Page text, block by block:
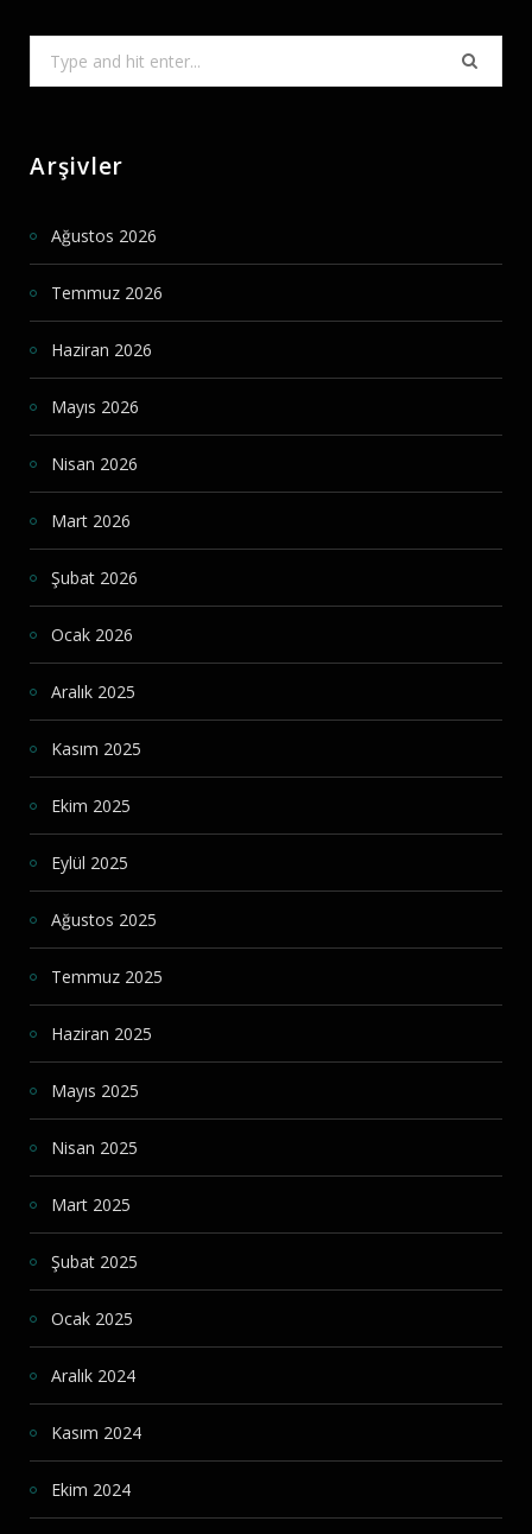
Arşivler
Ağustos 2026
Temmuz 2026
Haziran 2026
Mayıs 2026
Nisan 2026
Mart 2026
Şubat 2026
Ocak 2026
Aralık 2025
Kasım 2025
Ekim 2025
Eylül 2025
Ağustos 2025
Temmuz 2025
Haziran 2025
Mayıs 2025
Nisan 2025
Mart 2025
Şubat 2025
Ocak 2025
Aralık 2024
Kasım 2024
Ekim 2024